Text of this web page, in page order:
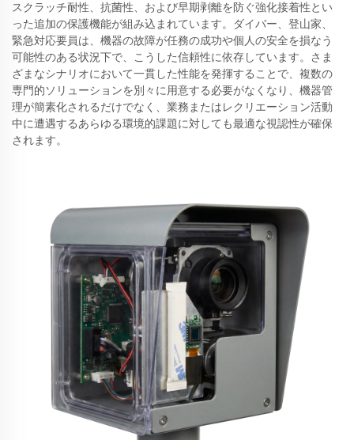
スクラッチ耐性、抗菌性、および早期剥離を防ぐ強化接着性とい
った追加の保護機能が組み込まれています。ダイバー、登山家、
緊急対応要員は、機器の故障が任務の成功や個人の安全を損なう
可能性のある状況下で、こうした信頼性に依存しています。さま
ざまなシナリオにおいて一貫した性能を発揮することで、複数の
専門的ソリューションを別々に用意する必要がなくなり、機器管
理が簡素化されるだけでなく、業務またはレクリエーション活動
中に遭遇するあらゆる環境的課題に対しても最適な視認性が確保
されます。